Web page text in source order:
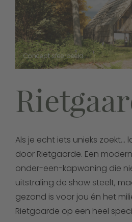
Concept sfeerbeeld
Als je echt iets unieks zoekt…
door Rietgaarde. Een
onder-een-kapwoning die
uitstraling de show steelt,
gezond is voor jou én het
Rietgaarde op een heel